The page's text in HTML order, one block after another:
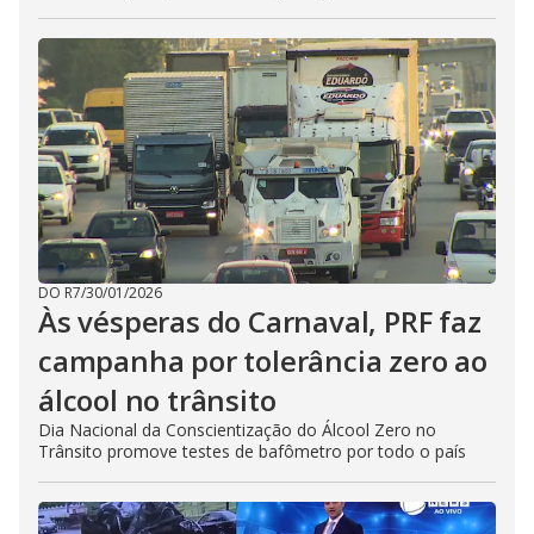
DO R7/30/01/2026
Às vésperas do Carnaval, PRF faz
campanha por tolerância zero ao
álcool no trânsito
Dia Nacional da Conscientização do Álcool Zero no
Trânsito promove testes de bafômetro por todo o país